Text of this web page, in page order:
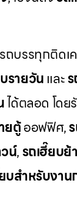
ถบรรทุกติดเ
รายวัน และ
ได้ตลอด โด
ยตู้ออฟฟิศ,
น์,รถเฮี๊ยบย้
บสำหรับงาน